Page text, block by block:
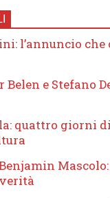
l’annuncio che
e Stefano
quattro giorni